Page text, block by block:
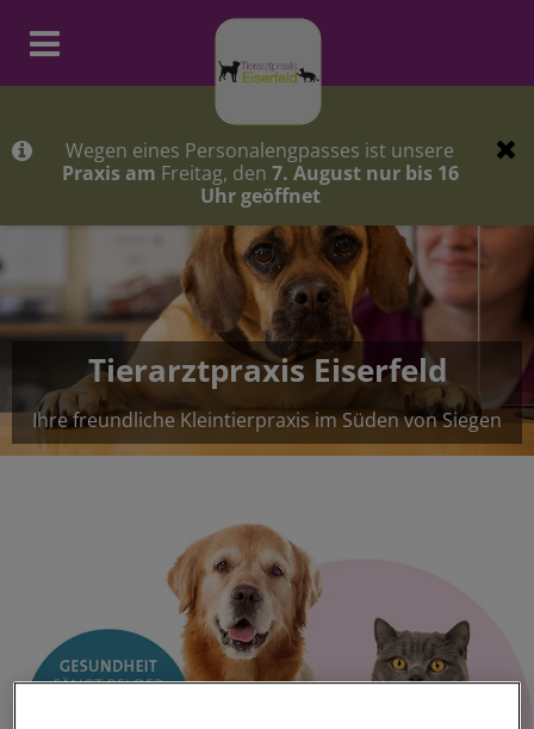
Homepage Tierarztpraxis
Wegen eines Personalengpasses ist unsere
Praxis am Freitag, den 7. August nur bis 16
Uhr geöffnet
Tierarztpraxis Eiserfeld
Ihre freundliche Kleintierpraxis im Süden von Siegen